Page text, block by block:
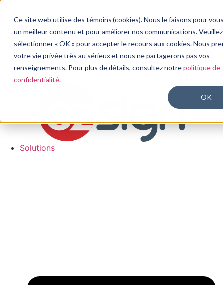
Ce site web utilise des témoins (cookies). Nous le faisons pour
un meilleur contenu et pour améliorer nos communications. Veuillez
sélectionner « OK » pour accepter le recours aux cookies. Nous
votre vie privée très au sérieux et nous ne partagerons pas vos
renseignements. Pour plus de détails, consultez notrepolitique de
confidentialité.
OK
contenuConnexion
À propos
Contact
Solutions